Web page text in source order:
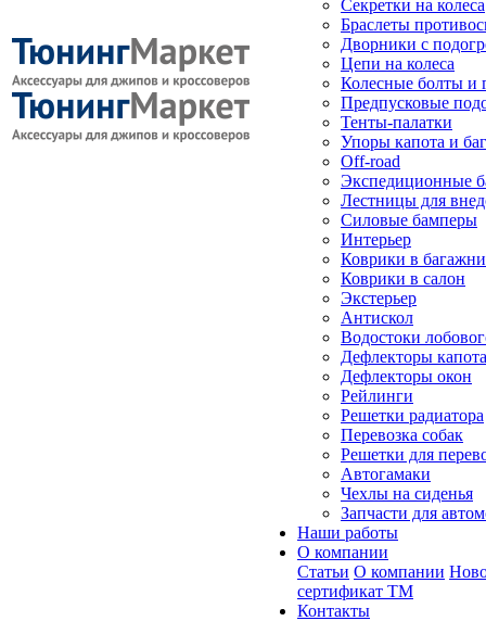
Секретки на колеса
Браслеты
Дворники с
Цепи на колеса
Колесные болты и
Предпусковые
Тенты-палатки
Упоры капота и
Off-road
Экспедиционные
Лестницы для
Силовые бамперы
Интерьер
Коврики в
Коврики в салон
Экстерьер
Антискол
Водостоки
Дефлекторы капота
Дефлекторы окон
Рейлинги
Решетки радиатора
Перевозка собак
Решетки для
Автогамаки
Чехлы на сиденья
Запчасти для
Наши работы
О компании
Статьи О компании
сертификат ТМ
Контакты